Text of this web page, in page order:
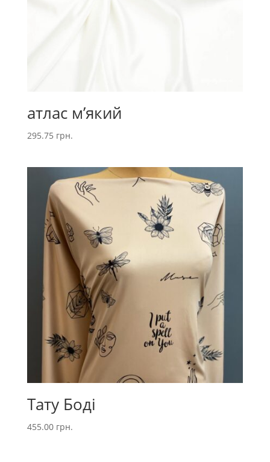
атлас м’який
295.75 грн.
Тату Боді
455.00 грн.